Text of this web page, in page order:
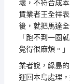
壞，不符合成
賃業者王全祥
後，就把馬達
「跑不到一圈
覺得很麻煩。」
業者說，綠島
運回本島處理